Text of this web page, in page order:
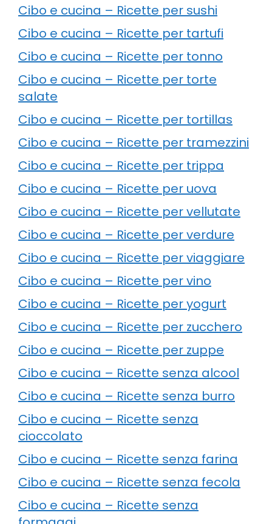
Cibo e cucina – Ricette per sushi
Cibo e cucina – Ricette per tartufi
Cibo e cucina – Ricette per tonno
Cibo e cucina – Ricette per torte
salate
Cibo e cucina – Ricette per tortillas
Cibo e cucina – Ricette per tramezzini
Cibo e cucina – Ricette per trippa
Cibo e cucina – Ricette per uova
Cibo e cucina – Ricette per vellutate
Cibo e cucina – Ricette per verdure
Cibo e cucina – Ricette per viaggiare
Cibo e cucina – Ricette per vino
Cibo e cucina – Ricette per yogurt
Cibo e cucina – Ricette per zucchero
Cibo e cucina – Ricette per zuppe
Cibo e cucina – Ricette senza alcool
Cibo e cucina – Ricette senza burro
Cibo e cucina – Ricette senza
cioccolato
Cibo e cucina – Ricette senza farina
Cibo e cucina – Ricette senza fecola
Cibo e cucina – Ricette senza